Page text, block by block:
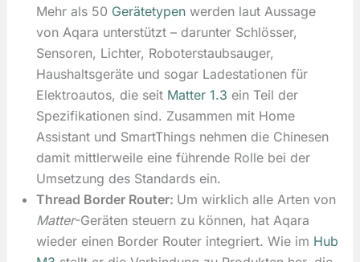
Mehr als 50 Gerätetypenwerden laut Aussage
von Aqara unterstützt – darunter Schlösser,
Sensoren, Lichter, Roboterstaubsauger,
Haushaltsgeräte und sogar Ladestationen für
Elektroautos, die seit Matter 1.3 ein Teil der
Spezifikationen sind. Zusammen mit Home
Assistant und SmartThings nehmen die Chinesen
damit mittlerweile eine führende Rolle bei der
Umsetzung des Standards ein.
Thread Border Router: Um wirklich alle Arten von
Matter-Geräten steuern zu können, hat Aqara
wieder einen Border Router integriert. Wie im Hub